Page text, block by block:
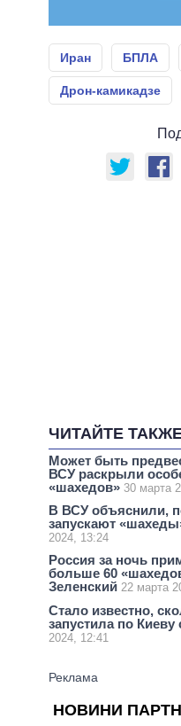
Иран БПЛА
Дрон-камикадзе
ЧИТАЙТЕ
Может быть
ВСУ раскрыли
«шахедов» 30 марта
В ВСУ объяснили,
запускают
2024, 13:24
Россия за ночь
больше 60
Зеленский 22 марта
Стало известно,
запустила по Киеву
2024, 12:41